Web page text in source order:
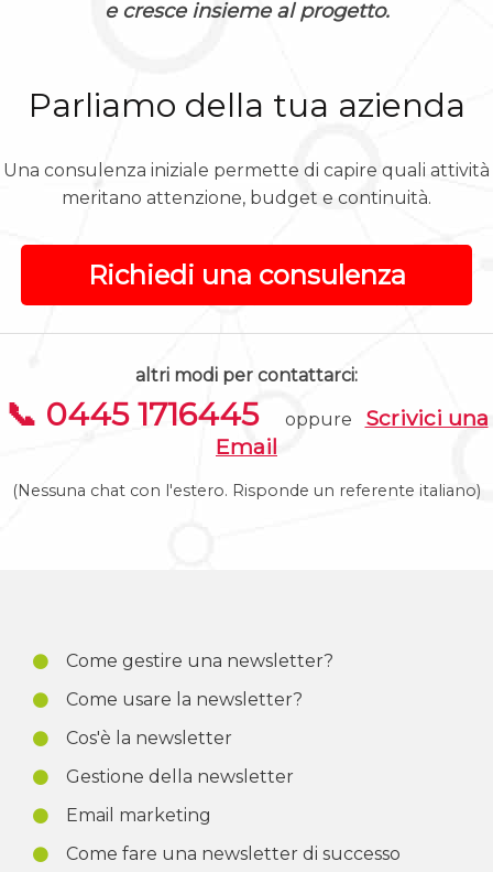
e cresce insieme al progetto.
Parliamo della tua azienda
Una consulenza iniziale permette di capire quali attività
meritano attenzione, budget e continuità.
Richiedi una consulenza
altri modi per contattarci:
📞 0445 1716445 oppure Scrivici una
Email
(Nessuna chat con l'estero. Risponde un referente italiano)
Come gestire una newsletter?
Come usare la newsletter?
Cos'è la newsletter
Gestione della newsletter
Email marketing
Come fare una newsletter di successo